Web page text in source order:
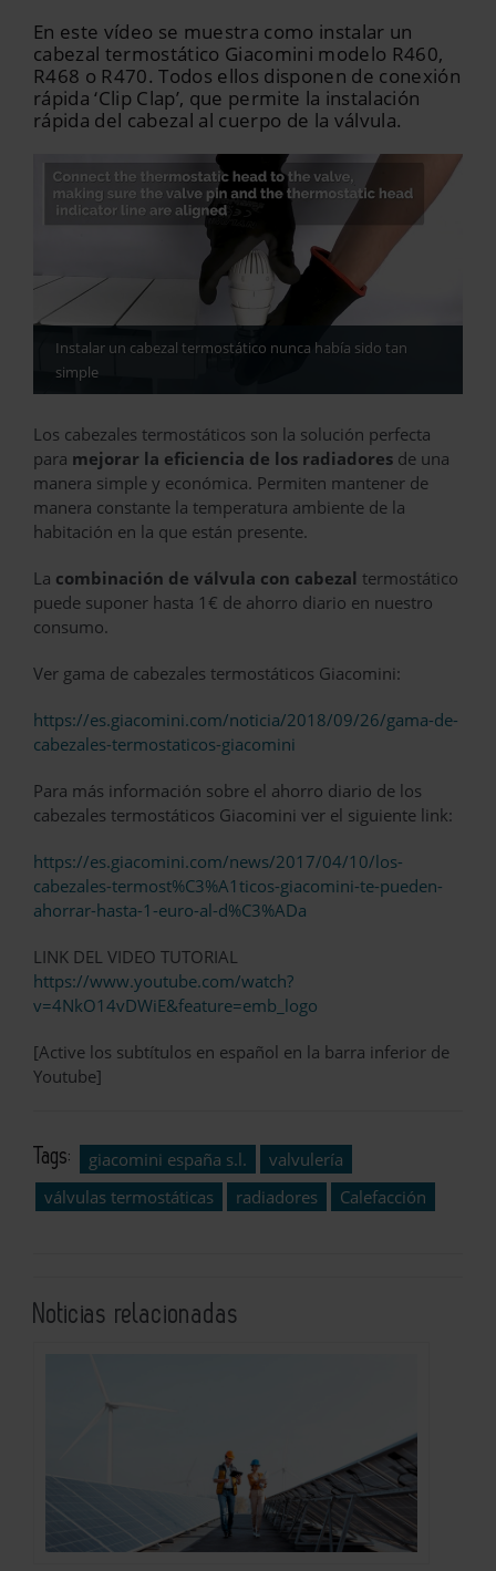
En este vídeo se muestra como instalar un
cabezal termostático Giacomini modelo R460,
R468 o R470. Todos ellos disponen de conexión
rápida ‘Clip Clap’, que permite la instalación
rápida del cabezal al cuerpo de la válvula.
Instalar un cabezal termostático nunca había sido tan
simple
Los cabezales termostáticos son la solución perfecta
para mejorar la eficiencia de los radiadores de una
manera simple y económica. Permiten mantener de
manera constante la temperatura ambiente de la
habitación en la que están presente.
La combinación de válvula con cabezal termostático
puede suponer hasta 1€ de ahorro diario en nuestro
consumo.
Ver gama de cabezales termostáticos Giacomini:
https://es.giacomini.com/noticia/2018/09/26/gama-de-
cabezales-termostaticos-giacomini
Para más información sobre el ahorro diario de los
cabezales termostáticos Giacomini ver el siguiente link:
https://es.giacomini.com/news/2017/04/10/los-
cabezales-termost%C3%A1ticos-giacomini-te-pueden-
ahorrar-hasta-1-euro-al-d%C3%ADa
LINK DEL VIDEO TUTORIAL
https://www.youtube.com/watch?
v=4NkO14vDWiE&feature=emb_logo
[Active los subtítulos en español en la barra inferior de
Youtube]
Tags: giacomini españa s.l.
valvulería
válvulas termostáticas
radiadores Calefacción
Noticias relacionadas